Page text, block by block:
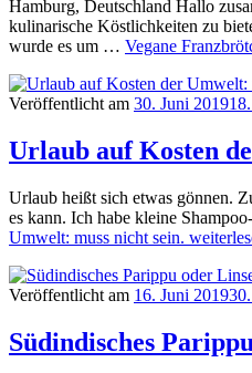
Hamburg, Deutschland Hallo
kulinarische Köstlichkeiten zu
wurde es um … Vegane
Veröffentlicht am 30. Juni 2019
Urlaub auf Kosten
Urlaub heißt sich etwas gönnen.
es kann. Ich habe kleine
Umwelt: muss nicht sein.
Veröffentlicht am 16. Juni 2019
Südindisches